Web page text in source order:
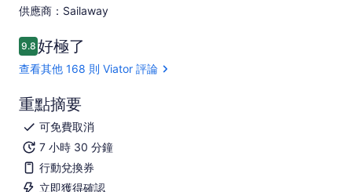
供應商：Sailaway
9.89.8 分，滿分 10 分
好極了
查看其他 168 則 Viator 評論
重點摘要
可免費取消
7 小時 30 分鐘
行動兌換券
立即獲得確認